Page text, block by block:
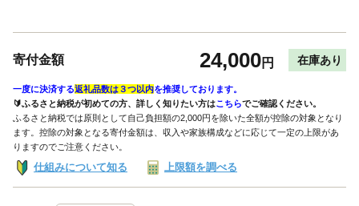
寄付金額 24,000円 在庫あり
一度に決済する返礼品数は３つ以内を推奨しております。
🔰ふるさと納税が初めての方、詳しく知りたい方はこちらでご確認ください。
ふるさと納税では原則として自己負担額の2,000円を除いた全額が控除の対象となり
ます。控除の対象となる寄付金額は、収入や家族構成などに応じて一定の上限があ
りますのでご注意ください。
仕組みについて知る 上限額を調べる